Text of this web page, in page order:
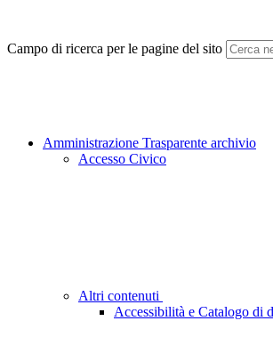
Campo di ricerca per le pagine del sito
Amministrazione Trasparente archivio
Accesso Civico
Altri contenuti
Accessibilità e Catalogo di